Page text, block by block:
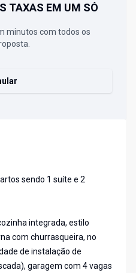
TAXAS EM UM SÓ
minutos com todos os
sendo 1 suíte e 2
integrada, estilo
com churrasqueira, no
de instalação de
garagem com 4 vagas